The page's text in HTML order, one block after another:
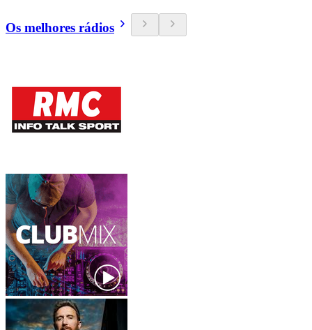
Os melhores rádios